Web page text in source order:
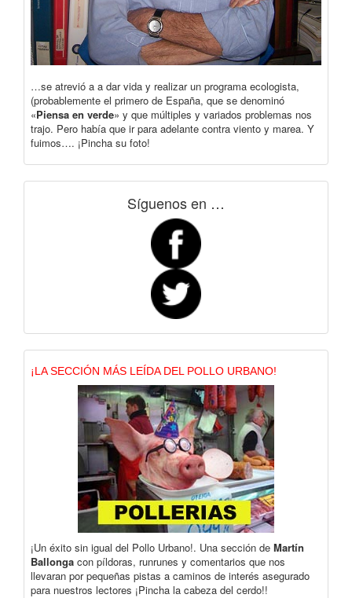
…se atrevió a a dar vida y realizar un programa ecologista,
(probablemente el primero de España, que se denominó
«Piensa en verde» y que múltiples y variados problemas nos
trajo. Pero había que ir para adelante contra viento y marea. Y
fuimos…. ¡Pincha su foto!
Síguenos en …
¡LA SECCIÓN MÁS LEÍDA DEL POLLO URBANO!
¡Un éxito sin igual del Pollo Urbano!. Una sección de Martín
Ballonga con píldoras, runrunes y comentarios que nos
llevaran por pequeñas pistas a caminos de interés asegurado
para nuestros lectores ¡Pincha la cabeza del cerdo!!